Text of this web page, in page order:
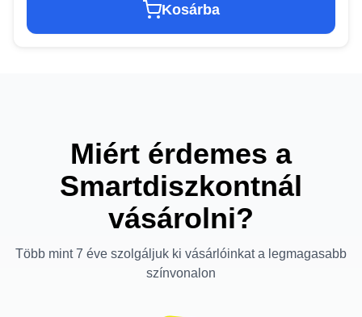
Kosárba
Miért érdemes a
Smartdiszkontnál
vásárolni?
Több mint 7 éve szolgáljuk ki vásárlóinkat a legmagasabb
színvonalon